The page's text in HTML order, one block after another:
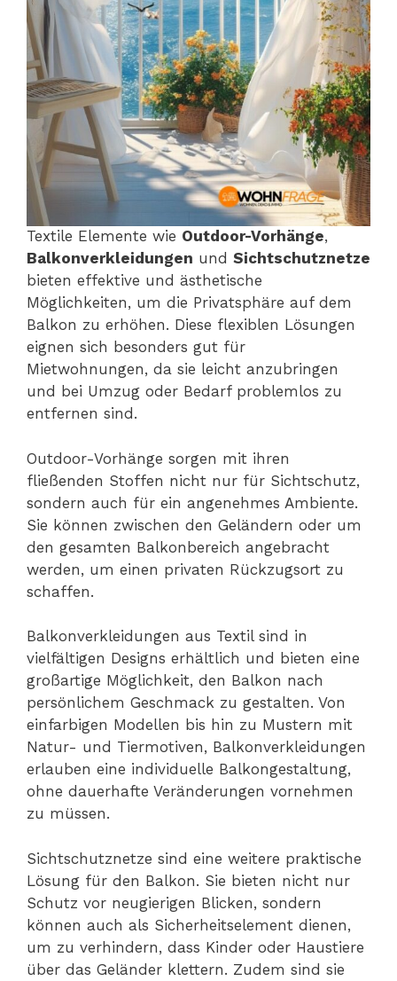
Textile Elemente wie Outdoor-Vorhänge,
Balkonverkleidungen und Sichtschutznetze
bieten effektive und ästhetische
Möglichkeiten, um die Privatsphäre auf dem
Balkon zu erhöhen. Diese flexiblen Lösungen
eignen sich besonders gut für
Mietwohnungen, da sie leicht anzubringen
und bei Umzug oder Bedarf problemlos zu
entfernen sind.
Outdoor-Vorhänge sorgen mit ihren
fließenden Stoffen nicht nur für Sichtschutz,
sondern auch für ein angenehmes Ambiente.
Sie können zwischen den Geländern oder um
den gesamten Balkonbereich angebracht
werden, um einen privaten Rückzugsort zu
schaffen.
Balkonverkleidungen aus Textil sind in
vielfältigen Designs erhältlich und bieten eine
großartige Möglichkeit, den Balkon nach
persönlichem Geschmack zu gestalten. Von
einfarbigen Modellen bis hin zu Mustern mit
Natur- und Tiermotiven, Balkonverkleidungen
erlauben eine individuelle Balkongestaltung,
ohne dauerhafte Veränderungen vornehmen
zu müssen.
Sichtschutznetze sind eine weitere praktische
Lösung für den Balkon. Sie bieten nicht nur
Schutz vor neugierigen Blicken, sondern
können auch als Sicherheitselement dienen,
um zu verhindern, dass Kinder oder Haustiere
über das Geländer klettern. Zudem sind sie